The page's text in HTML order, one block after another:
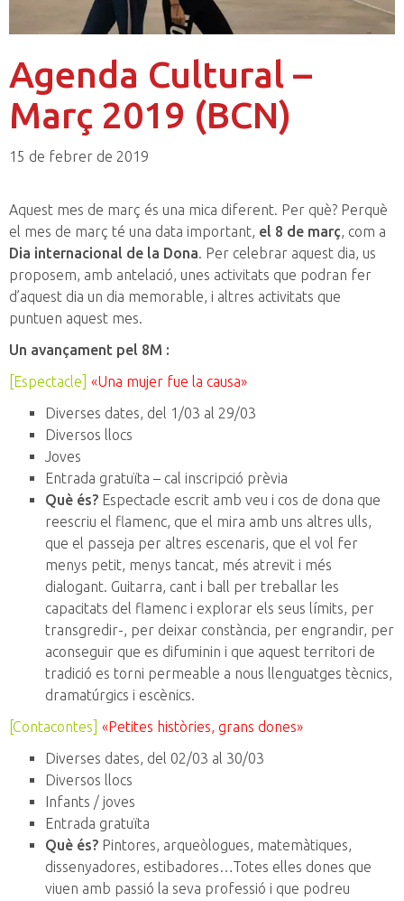
Agenda Cultural –
Març 2019 (BCN)
15 de febrer de 2019
Aquest mes de març és una mica diferent. Per què? Perquè
el mes de març té una data important, el 8 de març, com a
Dia internacional de la Dona. Per celebrar aquest dia, us
proposem, amb antelació, unes activitats que podran fer
d’aquest dia un dia memorable, i altres activitats que
puntuen aquest mes.
Un avançament pel 8M :
[Espectacle]
«Una mujer fue la causa»
Diverses dates, del 1/03 al 29/03
Diversos llocs
Joves
Entrada gratuïta – cal inscripció prèvia
Què és? Espectacle escrit amb veu i cos de dona que
reescriu el flamenc, que el mira amb uns altres ulls,
que el passeja per altres escenaris, que el vol fer
menys petit, menys tancat, més atrevit i més
dialogant. Guitarra, cant i ball per treballar les
capacitats del flamenc i explorar els seus límits, per
transgredir-, per deixar constància, per engrandir, per
aconseguir que es difuminin i que aquest territori de
tradició es torni permeable a nous llenguatges tècnics,
dramatúrgics i escènics.
[Contacontes]
«Petites històries, grans dones»
Diverses dates, del 02/03 al 30/03
Diversos llocs
Infants / joves
Entrada gratuïta
Què és? Pintores, arqueòlogues, matemàtiques,
dissenyadores, estibadores…Totes elles dones que
viuen amb passió la seva professió i que podreu